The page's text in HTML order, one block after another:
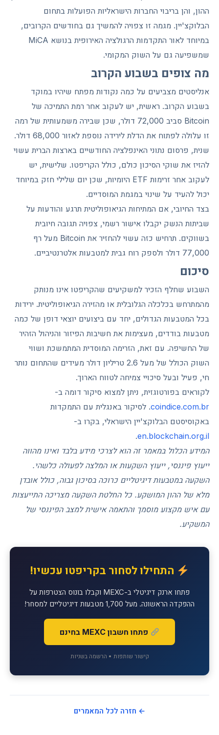
ההון, והן בריבוי החברות הישראליות הפועלות בתחום
הבלוקצ'יין. מגמה זו צפויה להמשיך גם בחודשים הקרובים,
במיוחד לאור התקדמות הרגולציה האירופית בנושא MiCA
שמשפיעה גם על השוק המקומי.
מה צופים בשבוע הקרוב
אנליסטים מצביעים על כמה נקודות מפתח שיהיו במוקד
בשבוע הקרוב. ראשית, יש לעקוב אחר רמת התמיכה של
Bitcoin סביב 72,000 דולר, שכן שבירה משמעותית של רמה
זו עלולה לפתוח את הדלת לירידה נוספת לאזור 68,000 דולר.
שנית, פרסום נתוני האינפלציה החודשיים בארצות הברית עשוי
להזיז את שוקי הסיכון כולם, כולל הקריפטו. שלישית, יש
לעקוב אחר זרימות ETF היומיות, שכן יום שלילי חזק במיוחד
יכול להעיד על שינוי במגמת המוסדיים.
בצד החיובי, אם המתיחות הגיאופוליטית תרגע והודעות על
שביתות הנשק יקבלו אישור רשמי, צפויה תגובה חיובית
בשווקים. תרחיש כזה עשוי להחזיר את Bitcoin מעל רף
77,000 דולר ולספק רוח גבית למטבעות אלטרנטיביים.
סיכום
השבוע שחלף הזכיר למשקיעים שהקריפטו אינו מנותק
מהמתרחש בכלכלה הגלובלית או מהזירה הגיאופוליטית. ירידות
בכל המטבעות הגדולים, יחד עם ביצועים יוצאי דופן של כמה
מטבעות בודדים, מעצימות את חשיבות הפיזור והניהול הזהיר
של החשיפה. עם זאת, הזרימה המוסדית המתמשכת ושווי
השוק הכולל של מעל 2.6 טריליון דולר מעידים שהתחום נותר
חי, פעיל ובעל סיכויי צמיחה לטווח הארוך.
לקוראים בפורטוגזית, ניתן למצוא סיקור דומה ב-
coindice.com.br. לסיקור באנגלית עם התמקדות
באקוסיסטם הבלוקצ'יין הישראלי, בקרו ב-
en.blockchain.org.il
.
המידע הכלול במאמר זה הוא לצרכי מידע בלבד ואינו מהווה
ייעוץ פיננסי, ייעוץ השקעות או המלצה לפעולה כלשהי.
השקעה במטבעות דיגיטליים כרוכה בסיכון גבוה, כולל אובדן
מלא של ההון המושקע. כל החלטת השקעה מצריכה התייעצות
עם איש מקצוע מוסמך והתאמה אישית למצב הפיננסי של
המשקיע.
התחילו לסחור בקריפטו עכשיו!
פתחו ארנק דיגיטלי ב-MEXC וקבלו בונוס הצטרפות על
ההפקדה הראשונה. מעל 1,700 מטבעות דיגיטליים למסחר!
פתחו חשבון MEXC בחינם
קישור שותפות • הרשמה בשניות
← חזרה לכל המאמרים